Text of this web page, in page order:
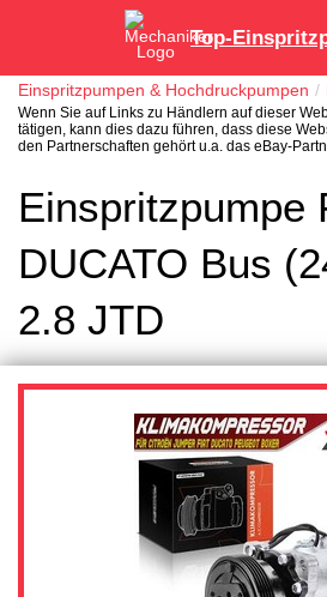
Top-
Einspritzpumpen & Hochdruckpumpen
Wenn Sie auf Links zu Händlern auf dieser
tätigen, kann dies dazu führen, dass diese
den Partnerschaften gehört u.a. das eBay-
Einspritzpumpe
DUCATO Bus
2.8 JTD